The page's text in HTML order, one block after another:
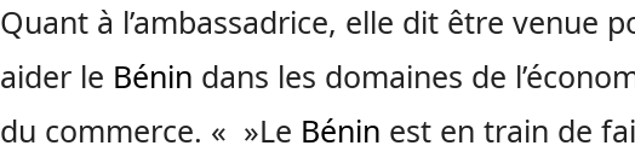
Quant à l’ambassadrice, elle dit être venue
aider le Bénin dans les domaines de
du commerce. « »Le Bénin est en train de